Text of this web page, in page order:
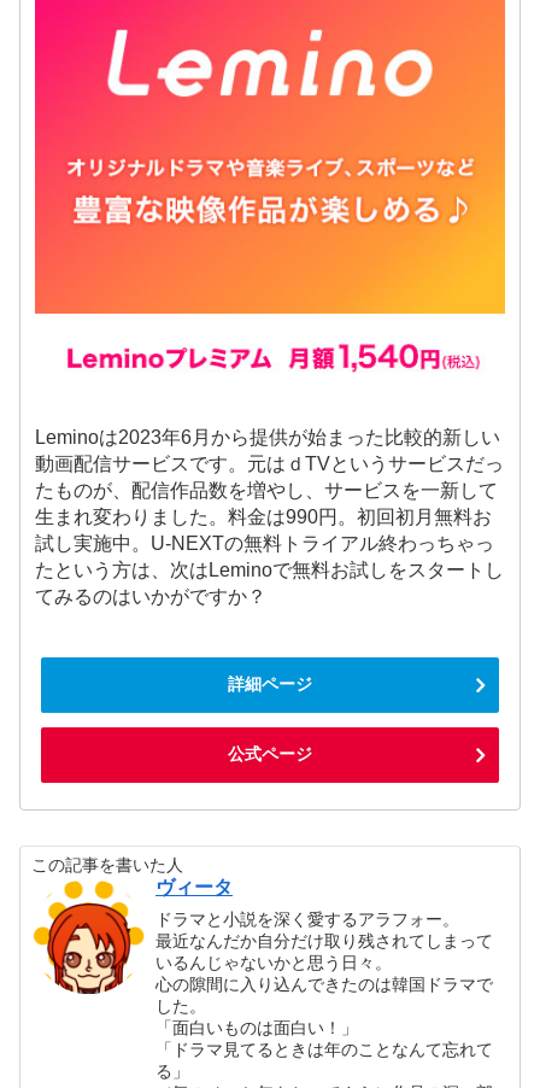
Leminoは2023年6月から提供が始まった比較的新しい
動画配信サービスです。元はｄTVというサービスだっ
たものが、配信作品数を増やし、サービスを一新して
生まれ変わりました。料金は990円。初回初月無料お
試し実施中。U-NEXTの無料トライアル終わっちゃっ
たという方は、次はLeminoで無料お試しをスタートし
てみるのはいかがですか？
詳細ページ
公式ページ
この記事を書いた人
ヴィータ
ドラマと小説を深く愛するアラフォー。
最近なんだか自分だけ取り残されてしまって
いるんじゃないかと思う日々。
心の隙間に入り込んできたのは韓国ドラマで
した。
「面白いものは面白い！」
「ドラマ見てるときは年のことなんて忘れて
る」